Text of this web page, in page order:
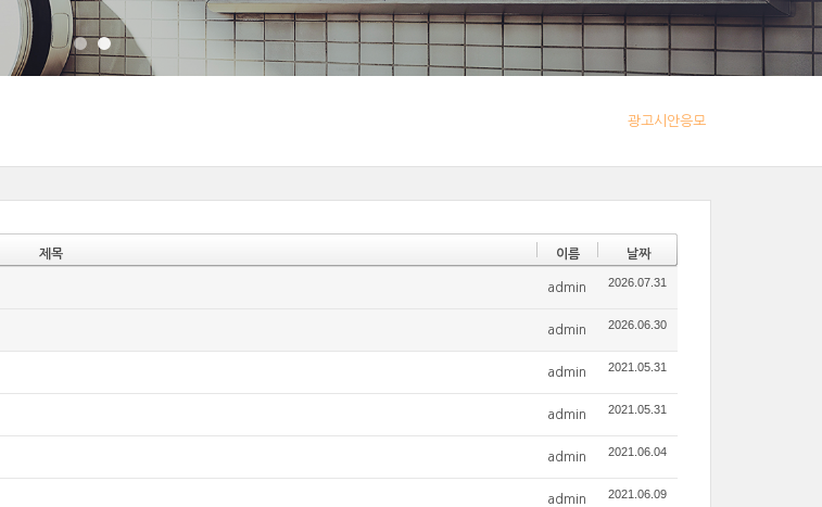
광고시안응모
제목 이름 날짜
admin 2026.07.31
admin 2026.06.30
admin 2021.05.31
admin 2021.05.31
admin 2021.06.04
admin 2021.06.09